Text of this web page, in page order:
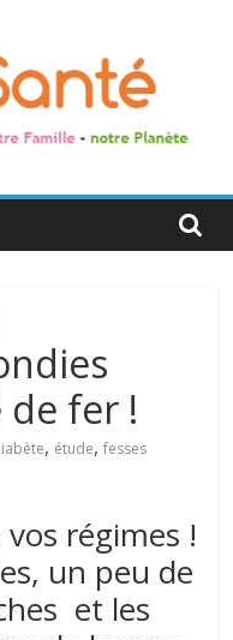
fer !
, étude,fesses
régimes !
un peu de
et les